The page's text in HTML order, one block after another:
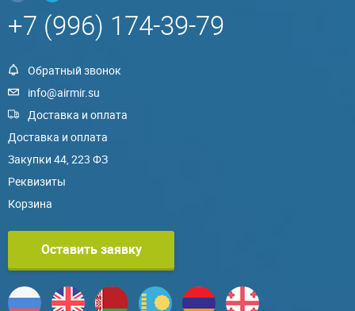
+7 (996) 174-39-79
Обратный звонок
info@airmir.su
Доставка и оплата
Доставка и оплата
Закупки 44, 223 ФЗ
Реквизиты
Корзина
Оставить заявку